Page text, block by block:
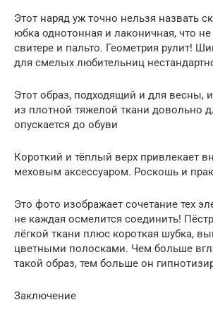
Этот наряд уж точно нельзя назвать
юбка однотонная и лаконичная, что
свитере и пальто. Геометрия рулит!
для смелых любительниц
Этот образ, подходящий и для весны,
из плотной тяжелой ткани довольно
опускается до обуви
Короткий и тёплый верх привлекает
меховым аксессуаром. Роскошь и
Это фото изображает сочетание тех
не каждая осмелится соединить!
лёгкой ткани плюс короткая шубка,
цветными полосками. Чем больше
такой образ, тем больше он
Заключение